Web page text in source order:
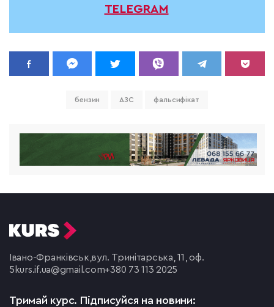
TELEGRAM
бензин АЗС фальсифікат
Івано-Франківськ,вул. Тринітарська, 11, оф.
5 kurs.if.ua@gmail.com+380 73 113 2025
Тримай курс. Підписуйся на новини: